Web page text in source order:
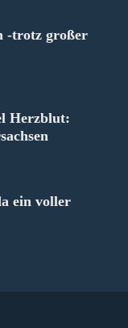
-trotz großer
Herzblut:
ein voller